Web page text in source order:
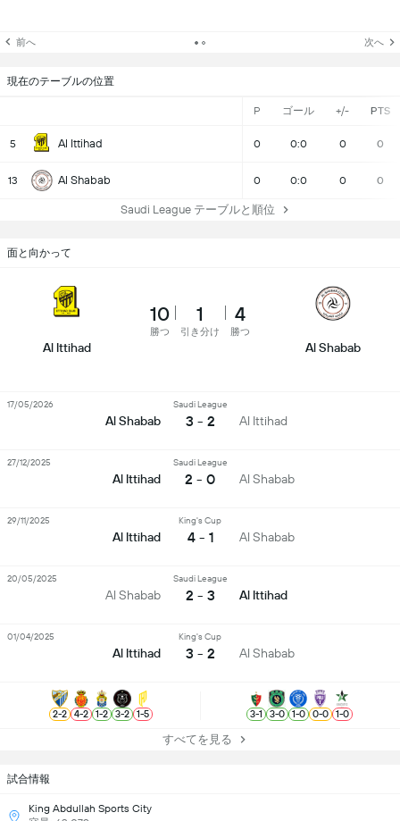
前へ 次へ
現在のテーブルの位置
P ゴール +/- PTS
5 Al Ittihad 0 0:0 0 0
13 Al Shabab 0 0:0 0 0
Saudi League テーブルと順位
試合情報
King Abdullah Sports City
面と向かって
Al Ittihad
10
勝つ
1
引き分け
4
勝つ
Al Shabab
Al Shabab
Saudi League
3 - 2 Al Ittihad
17/05/2026
Al Ittihad
Saudi League
2 - 0 Al Shabab
27/12/2025
Al Ittihad
King's Cup
4 - 1 Al Shabab
29/11/2025
Al Shabab
Saudi League
2 - 3 Al Ittihad
20/05/2025
Al Ittihad
King's Cup
3 - 2 Al Shabab
01/04/2025
2-2 4-2 1-2 3-2 1-5 3-1 3-0 1-0 0-0 1-0
すべてを見る